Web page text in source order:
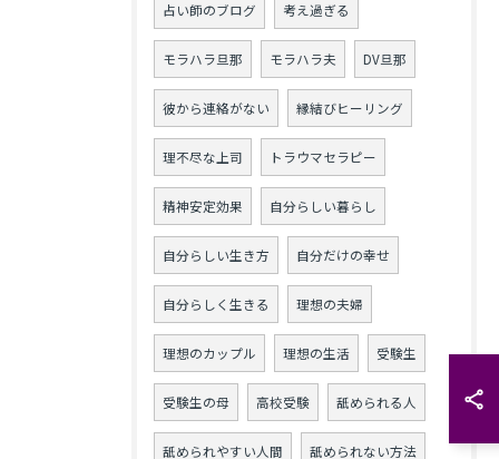
占い師のブログ 考え過ぎる
モラハラ旦那 モラハラ夫 DV旦那
彼から連絡がない 縁結びヒーリング
理不尽な上司 トラウマセラピー
精神安定効果 自分らしい暮らし
自分らしい生き方 自分だけの幸せ
自分らしく生きる 理想の夫婦
理想のカップル 理想の生活 受験生
受験生の母 高校受験 舐められる人
舐められやすい人間 舐められない方法